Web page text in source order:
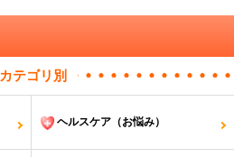
カテゴリ別
ヘルスケア（お悩み）